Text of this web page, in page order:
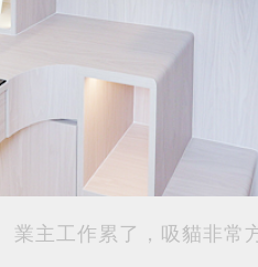
業主工作累了，吸貓非常